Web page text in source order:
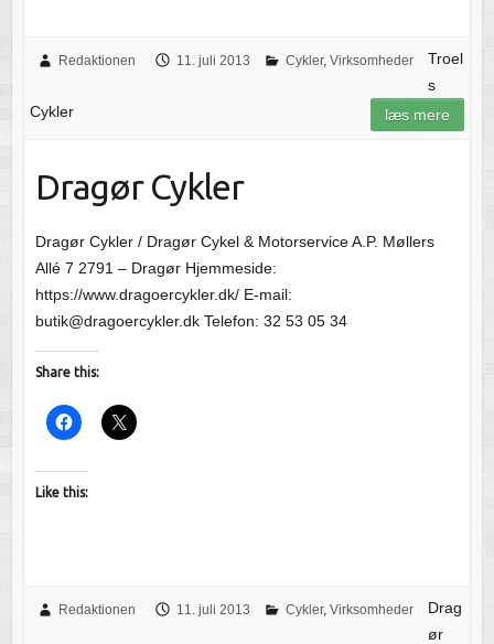
Redaktionen 11. juli 2013 Cykler, Virksomheder
Troel
s
Cykler
læs mere
Dragør Cykler
Dragør Cykler / Dragør Cykel & Motorservice A.P. Møllers
Allé 7 2791 – Dragør Hjemmeside:
https://www.dragoercykler.dk/ E-mail:
butik@dragoercykler.dk Telefon: 32 53 05 34
Share this:
Like this:
Redaktionen 11. juli 2013 Cykler, Virksomheder
Drag
ør